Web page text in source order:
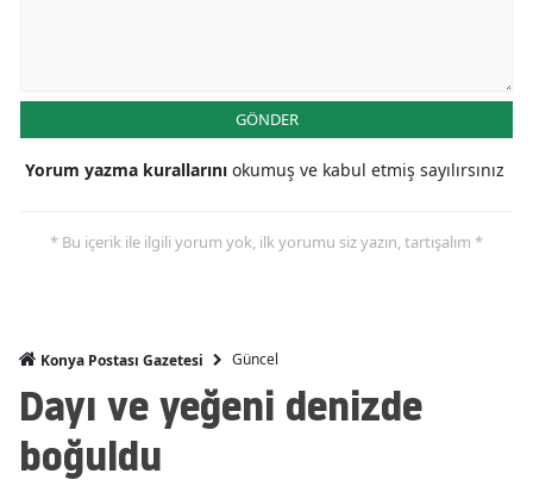
Kırklareli
Kırşehir
Konya
Manisa
GÖNDER
Yorum yazma kurallarını okumuş ve kabul etmiş sayılırsınız
* Bu içerik ile ilgili yorum yok, ilk yorumu siz yazın, tartışalım *
Konya Postası Gazetesi Güncel
Dayı ve yeğeni denizde
boğuldu